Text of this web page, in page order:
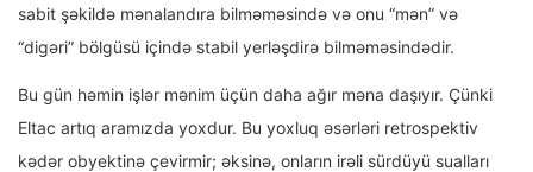
sabit şəkildə mənalandıra bilməməsində və onu “mən” və
“digəri” bölgüsü içində stabil yerləşdirə bilməməsindədir.
Bu gün həmin işlər mənim üçün daha ağır məna daşıyır. Çünki
Eltac artıq aramızda yoxdur. Bu yoxluq əsərləri retrospektiv
kədər obyektinə çevirmir; əksinə, onların irəli sürdüyü sualları